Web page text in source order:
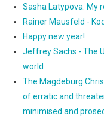
Sasha Latypova: My
Rainer Mausfeld -
Happy new year!
Jeffrey Sachs - The
world
The Magdeburg
of erratic and
minimised and